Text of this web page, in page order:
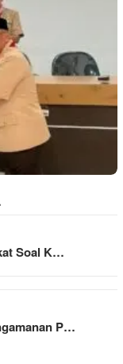
Soal K…
P…